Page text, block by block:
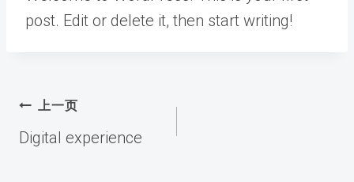
post. Edit or delete it, then start writing!
文
章
上一页
Digital experience